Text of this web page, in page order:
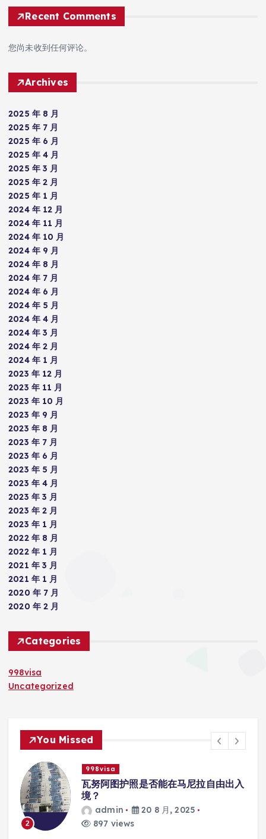
Recent Comments
您尚未收到任何评论。
Archives
2025 年 8 月
2025 年 7 月
2025 年 6 月
2025 年 4 月
2025 年 3 月
2025 年 2 月
2025 年 1 月
2024 年 12 月
2024 年 11 月
2024 年 10 月
2024 年 9 月
2024 年 8 月
2024 年 7 月
2024 年 6 月
2024 年 5 月
2024 年 4 月
2024 年 3 月
2024 年 2 月
2024 年 1 月
2023 年 12 月
2023 年 11 月
2023 年 10 月
2023 年 9 月
2023 年 8 月
2023 年 7 月
2023 年 6 月
2023 年 5 月
2023 年 4 月
2023 年 3 月
2023 年 2 月
2023 年 1 月
2022 年 8 月
2022 年 1 月
2021 年 3 月
2021 年 1 月
2020 年 7 月
2020 年 2 月
Categories
998visa
Uncategorized
You Missed
拉自由出入
瓦努阿图护照是否能在马尼拉使
admin
20 8 月, 2025